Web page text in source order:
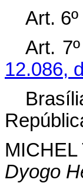
Art.
Art.
12.086,
MICHEL
Dyogo